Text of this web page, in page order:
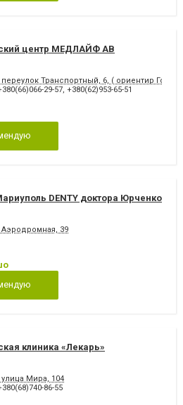
Фторирование зубов и
восстановление эмали
реставрация зубов
Шинирование зубов
центр МЕДЛАЙФ АВ
Транспортный, 6, ( ориентир
29-57, +380(62)953-65-51
DENTY доктора Юрченко
Аэродромная, 39
клиника «Лекарь»
Мира, 104
86-55